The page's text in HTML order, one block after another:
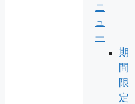
ニ
ュ
ー
期
間
限
定